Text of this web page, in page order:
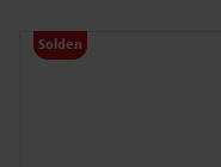
Solden